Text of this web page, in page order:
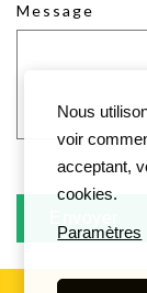
Message
Nous
voir
acceptant,
cookies.
Paramètres